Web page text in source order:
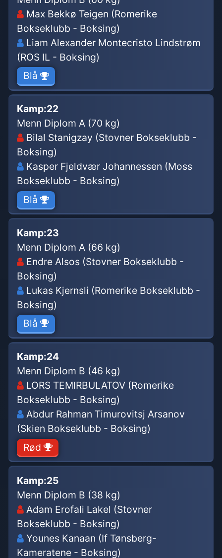
Max Bekkø Teigen (Romerike
Bokseklubb - Boksing)
Liam Alexander Montecristo Lindstrøm
(ROS IL - Boksing)
Blå
Kamp:22
Menn Diplom A (70 kg)
Bilal Stanigzay (Stovner Bokseklubb -
Boksing)
Kasper Fjeldvær Johannessen (Moss
Bokseklubb - Boksing)
Blå
Kamp:23
Menn Diplom A (66 kg)
Endre Alsos (Stovner Bokseklubb -
Boksing)
Lukas Kjernsli (Romerike Bokseklubb -
Boksing)
Blå
Kamp:24
Menn Diplom B (46 kg)
LORS TEMIRBULATOV (Romerike
Bokseklubb - Boksing)
Abdur Rahman Timurovitsj Arsanov
(Skien Bokseklubb - Boksing)
Rød
Kamp:25
Menn Diplom B (38 kg)
Adam Erofali Lakel (Stovner
Bokseklubb - Boksing)
Younes Kanaan (If Tønsberg-
Kameratene - Boksing)